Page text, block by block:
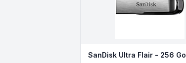
SanDisk Ultra Flair - 256 Go